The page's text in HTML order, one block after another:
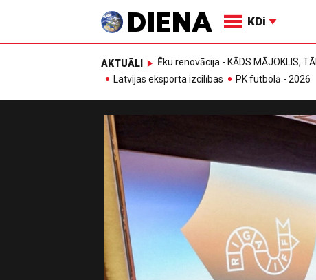
KDi
AKTUĀLI Ēku renovācija - KĀDS MĀJOKLIS,
Latvijas eksporta izcilības
PK futbolā - 2026